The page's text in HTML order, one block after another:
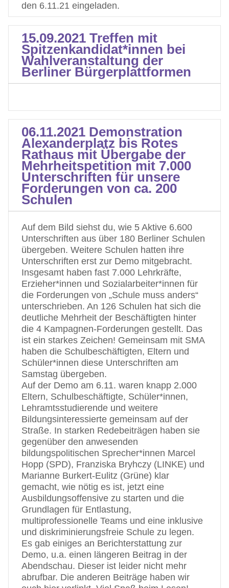
den 6.11.21 eingeladen.
15.09.2021 Treffen mit
Spitzenkandidat*innen bei
Wahlveranstaltung der
Berliner Bürgerplattformen
06.11.2021 Demonstration
Alexanderplatz bis Rotes
Rathaus mit Übergabe der
Mehrheitspetition mit 7.000
Unterschriften für unsere
Forderungen von ca. 200
Schulen
Auf dem Bild siehst du, wie 5 Aktive 6.600
Unterschriften aus über 180 Berliner Schulen
übergeben. Weitere Schulen hatten ihre
Unterschriften erst zur Demo mitgebracht.
Insgesamt haben fast 7.000 Lehrkräfte,
Erzieher*innen und Sozialarbeiter*innen für
die Forderungen von „Schule muss anders“
unterschrieben. An 126 Schulen hat sich die
deutliche Mehrheit der Beschäftigten hinter
die 4 Kampagnen-Forderungen gestellt. Das
ist ein starkes Zeichen! Gemeinsam mit SMA
haben die Schulbeschäftigten, Eltern und
Schüler*innen diese Unterschriften am
Samstag übergeben.
Auf der Demo am 6.11. waren knapp 2.000
Eltern, Schulbeschäftigte, Schüler*innen,
Lehramtsstudierende und weitere
Bildungsinteressierte gemeinsam auf der
Straße. In starken Redebeiträgen haben sie
gegenüber den anwesenden
bildungspolitischen Sprecher*innen Marcel
Hopp (SPD), Franziska Bryhczy (LINKE) und
Marianne Burkert-Eulitz (Grüne) klar
gemacht, wie nötig es ist, jetzt eine
Ausbildungsoffensive zu starten und die
Grundlagen für Entlastung,
multiprofessionelle Teams und eine inklusive
und diskriminierungsfreie Schule zu legen.
Es gab einiges an Berichterstattung zur
Demo, u.a. einen längeren Beitrag in der
Abendschau. Dieser ist leider nicht mehr
abrufbar. Die anderen Beiträge haben wir